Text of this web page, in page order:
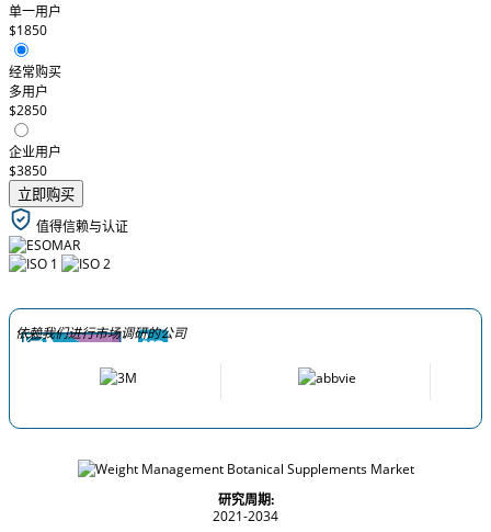
单一用户
$1850
经常购买
多用户
$2850
企业用户
$3850
立即购买
值得信赖与认证
依赖我们进行市场调研的公司
研究周期:
2021-2034